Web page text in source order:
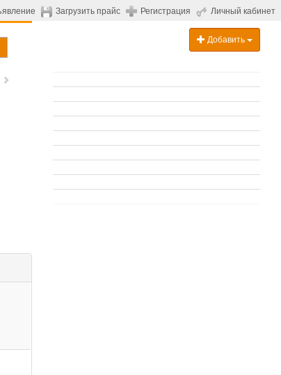
Загрузить прайс Регистрация Личный кабинет
Добавить